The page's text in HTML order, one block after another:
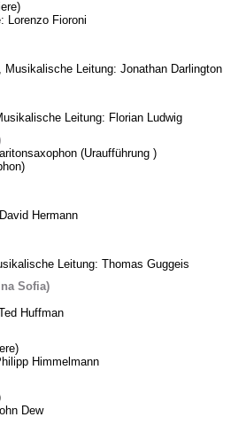
Lorenzo Fioroni
Leitung: Jonathan Darlington
Leitung: Florian Ludwig
(Uraufführung )
Hermann
Leitung: Thomas Guggeis
Sofia)
Huffman
Himmelmann
Dew